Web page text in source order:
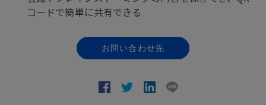
コードで簡単に共有できる
お問い合わせ先